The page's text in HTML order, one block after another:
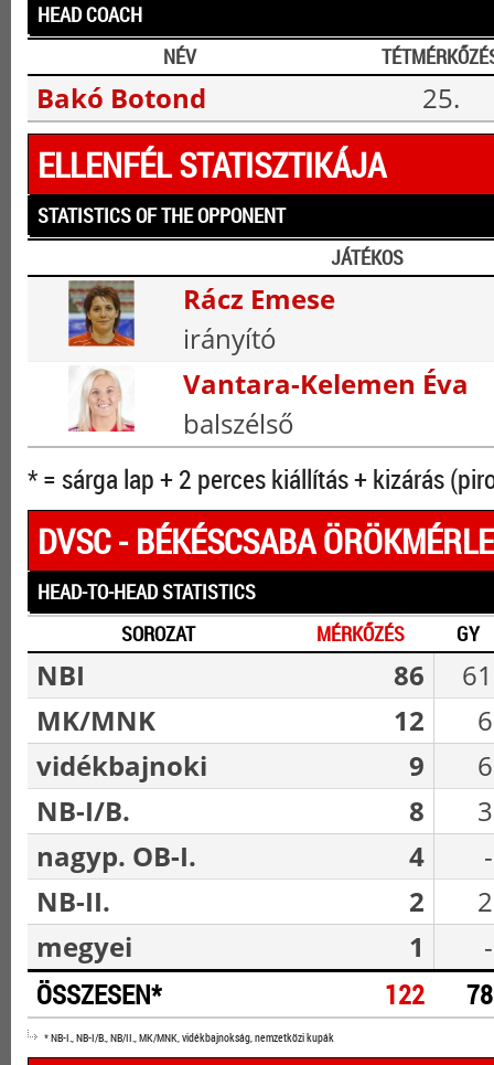
HEAD COACH
NÉV
Bakó Botond 25.
ELLENFÉL STATISZTIKÁJA
STATISTICS OF THE OPPONENT
JÁTÉKOS
Rácz Emese
irányító
Vantara-Kelemen Éva
balszélső
* = sárga lap + 2 perces kiállítás + kizárás
DVSC - BÉKÉSCSABA
HEAD-TO-HEAD STATISTICS
SOROZAT
MÉRKŐZÉS GY
NBI 86
61
MK/MNK
12
6
vidékbajnoki
9
6
NB-I/B.
8
3
nagyp. OB-I.
4
-
NB-II.
2
2
megyei
1 -
ÖSSZESEN* 122 78
* NB-I., NB-I/B., NB/II., MK/MNK, vidékbajnokság, nemzetközi kupák